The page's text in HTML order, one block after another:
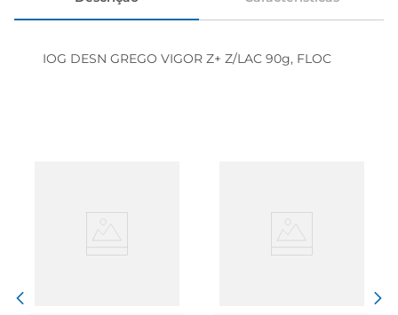
IOG DESN GREGO VIGOR Z+ Z/LAC 90g, FLOC